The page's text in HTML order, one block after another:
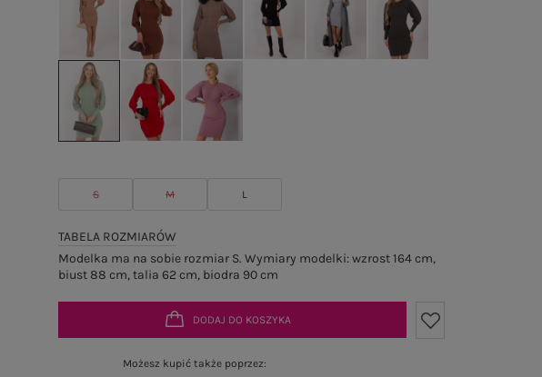
S M L
TABELA ROZMIARÓW
Modelka ma na sobie rozmiar S. Wymiary modelki: wzrost 164 cm,
biust 88 cm, talia 62 cm, biodra 90 cm
DODAJ DO KOSZYKA
Możesz kupić także poprzez: